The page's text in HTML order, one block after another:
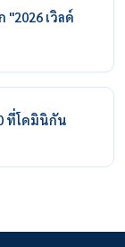
เวิลด์
ที่โดมินิกัน